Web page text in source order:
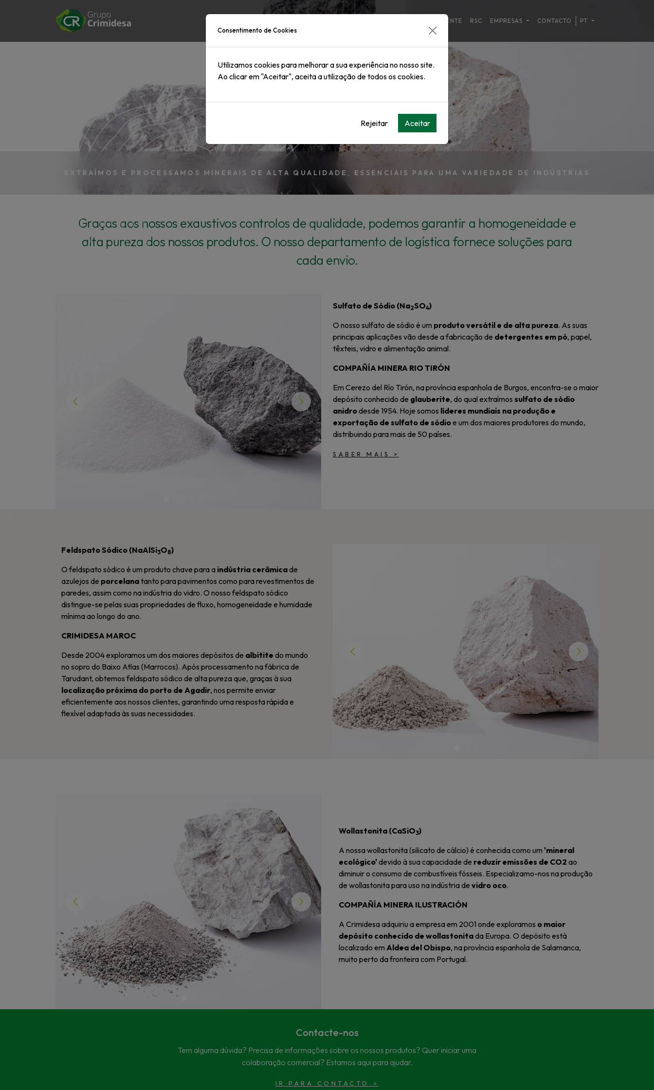
Consentimento de Cookies
Utilizamos cookies para melhorar a sua experiência no nosso site.
Ao clicar em "Aceitar", aceita a utilização de todos os cookies.
Rejeitar Aceitar
AMBIENTE RSC EMPRESAS CONTACTO PT
PRODUTOS
EXTRAÍMOS E PROCESSAMOS MINERAIS DE ALTA QUALIDADE, ESSENCIAIS PARA UMA VARIEDADE DE INDÚSTRIAS
Graças aos nossos exaustivos controlos de qualidade, podemos garantir a homogeneidade e
alta pureza dos nossos produtos. O nosso departamento de logística fornece soluções para
cada envio.
Previous Next
Sulfato de Sódio (Na2SO4)
O nosso sulfato de sódio é um produto versátil e de alta pureza. As suas
principais aplicações vão desde a fabricação de detergentes em pó, papel,
têxteis, vidro e alimentação animal.
COMPAÑÍA MINERA RIO TIRÓN
Em Cerezo del Río Tirón, na província espanhola de Burgos, encontra-se o maior
depósito conhecido de glauberite, do qual extraímos sulfato de sódio
anidrodesde 1954. Hoje somos líderes mundiais na produção e
exportação de sulfato de sódioe um dos maiores produtores do mundo,
distribuindo para mais de 50 países.
SABER MAIS >
Feldspato Sódico (NaAlSi3O8)
O feldspato sódico é um produto chave para a indústria cerâmicade
azulejos de porcelana tanto para pavimentos como para revestimentos de
paredes, assim como na indústria do vidro. O nosso feldspato sódico
distingue-se pelas suas propriedades de fluxo, homogeneidade e humidade
mínima ao longo do ano.
CRIMIDESA MAROC
Desde 2004 exploramos um dos maiores depósitos de albitite do mundo
no sopro do Baixo Atlas (Marrocos). Após processamento na fábrica de
Tarudant, obtemos feldspato sódico de alta pureza que, graças à sua
localização próxima do porto de Agadir, nos permite enviar
eficientemente aos nossos clientes, garantindo uma resposta rápida e
flexível adaptada às suas necessidades.
Previous Next
Previous Next
Wollastonita (CaSiO3)
A nossa wollastonita (silicato de cálcio) é conhecida como um 'mineral
ecológico' devido à sua capacidade de reduzir emissões de CO2 ao
diminuir o consumo de combustíveis fósseis. Especializamo-nos na produção
de wollastonita para uso na indústria de vidro oco.
COMPAÑÍA MINERA ILUSTRACIÓN
A Crimidesa adquiriu a empresa em 2001 onde exploramos o maior
depósito conhecido de wollastonitada Europa. O depósito está
localizado em Aldea del Obispo, na província espanhola de Salamanca,
muito perto da fronteira com Portugal.
Contacte-nos
Tem alguma dúvida? Precisa de informações sobre os nossos produtos? Quer iniciar uma
colaboração comercial? Estamos aqui para ajudar.
IR PARA CONTACTO >